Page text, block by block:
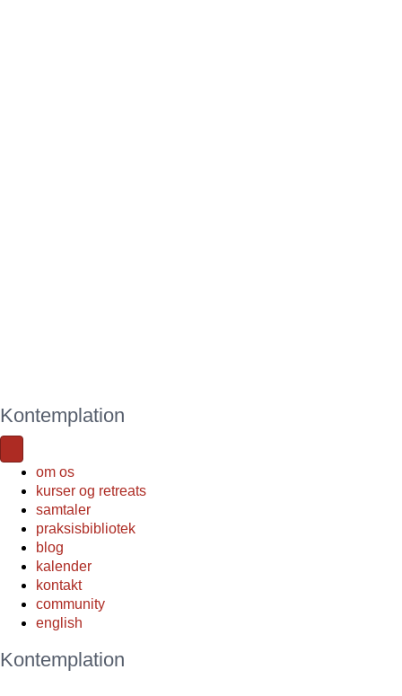
Kontemplation
om os
kurser og retreats
samtaler
praksisbibliotek
blog
kalender
kontakt
community
english
Kontemplation